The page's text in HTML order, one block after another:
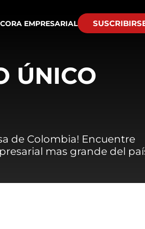
EMPRESARIAL
ÚNICO
de Colombia! Encuentre
mas grande del